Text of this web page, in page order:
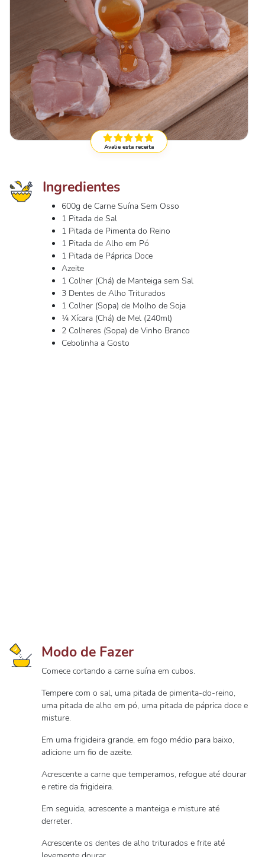
Avalie esta receita
Ingredientes
600g de Carne Suína Sem Osso
1 Pitada de Sal
1 Pitada de Pimenta do Reino
1 Pitada de Alho em Pó
1 Pitada de Páprica Doce
Azeite
1 Colher (Chá) de Manteiga sem Sal
3 Dentes de Alho Triturados
1 Colher (Sopa) de Molho de Soja
¼ Xícara (Chá) de Mel (240ml)
2 Colheres (Sopa) de Vinho Branco
Cebolinha a Gosto
Modo de Fazer
Comece cortando a carne suína em cubos.
Tempere com o sal, uma pitada de pimenta-do-reino,
uma pitada de alho em pó, uma pitada de páprica doce e
misture.
Em uma frigideira grande, em fogo médio para baixo,
adicione um fio de azeite.
Acrescente a carne que temperamos, refogue até dourar
e retire da frigideira.
Em seguida, acrescente a manteiga e misture até
derreter.
Acrescente os dentes de alho triturados e frite até